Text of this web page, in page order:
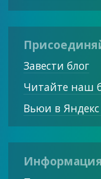
Завести блог
Читайте наш
Вьюи в
Информация